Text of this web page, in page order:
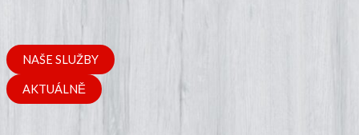
NAŠE SLUŽBY
AKTUÁLNĚ